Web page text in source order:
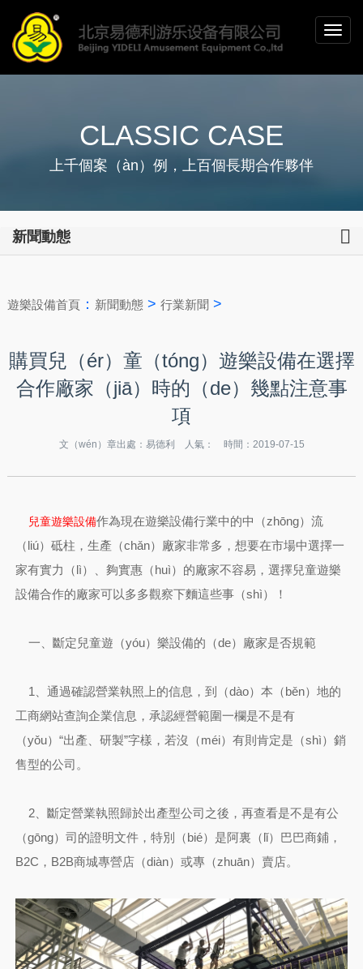
CLASSIC CASE
上千個案（àn）例，上百個長期合作夥伴
新聞動態
遊樂設備首頁： 新聞動態> 行業新聞>
購買兒（ér）童（tóng）遊樂設備在選擇
合作廠家（jiā）時的（de）幾點注意事
項
文（wén）章出處：易德利 人氣： 時間：2019-07-15
兒童遊樂設備作為現在遊樂設備行業中的中（zhōng）流
（liú）砥柱，生產（chǎn）廠家非常多，想要在市場中選擇一
家有實力（lì）、夠實惠（huì）的廠家不容易，選擇兒童遊樂
設備合作的廠家可以多多觀察下麵這些事（shì）！
一、斷定兒童遊（yóu）樂設備的（de）廠家是否規範
1、通過確認營業執照上的信息，到（dào）本（běn）地的
工商網站查詢企業信息，承認經營範圍一欄是不是有
（yǒu）“出產、研製”字樣，若沒（méi）有則肯定是（shì）銷
售型的公司。
2、斷定營業執照歸於出產型公司之後，再查看是不是有公
（gōng）司的證明文件，特別（bié）是阿裏（lǐ）巴巴商鋪，
B2C，B2B商城專營店（diàn）或專（zhuān）賣店。